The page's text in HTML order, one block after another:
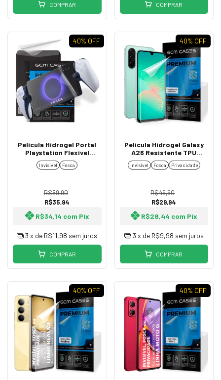
COMPRAR COMPRAR
40% OFF
Pelicula Hidrogel Portal
Playstation Flexivel
Transparente Resistente
TPU Premium
Invisível Fosca
R$59,90
R$35,94
R$34,14 com Pix
3 x de R$11,98 sem juros
COMPRAR
40% OFF
Pelicula Hidrogel Galaxy
A26 Resistente TPU
Flexível Premium Invisível,
Fosca ou Privacidade
Invisível Fosca Privacidade
R$49,90
R$29,94
R$28,44 com Pix
3 x de R$9,98 sem juros
COMPRAR
40% OFF 40% OFF